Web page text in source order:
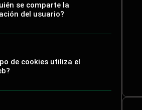
se comparte la
del usuario?
de cookies utiliza el